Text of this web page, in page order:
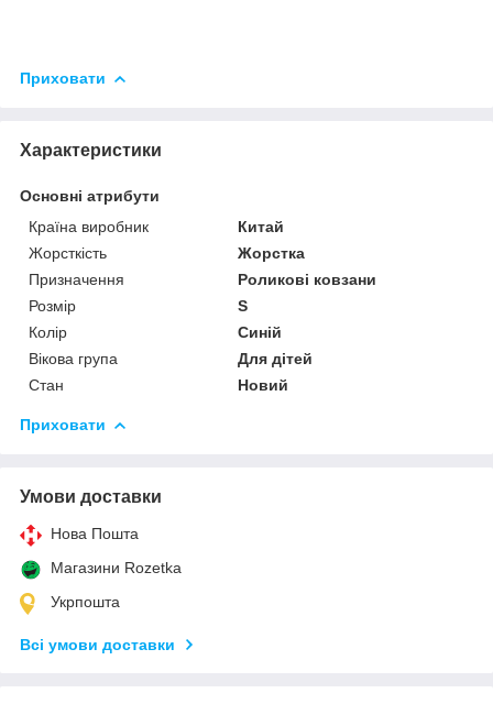
Приховати
Характеристики
Основні атрибути
Країна виробник
Китай
Жорсткість
Жорстка
Призначення
Роликові ковзани
Розмір
S
Колір
Синій
Вікова група
Для дітей
Стан
Новий
Приховати
Умови доставки
Нова Пошта
Магазини Rozetka
Укрпошта
Всі умови доставки